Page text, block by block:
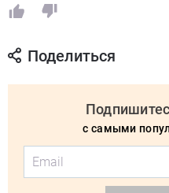
Поделиться
с самыми